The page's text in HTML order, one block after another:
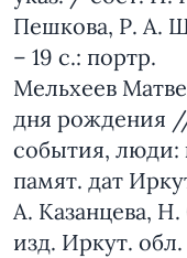
Пешкова, Р. А.
– 19 с.: портр.
Мельхеев
дня рождения
события, люди:
памят. дат
А. Казанцева,
изд. Иркут.